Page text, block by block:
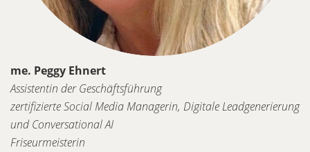
me. Peggy Ehnert
Assistentin der Geschäftsführung
zertifizierte Social Media Managerin, Digitale Leadgenerierung
und Conversational AI
Friseurmeisterin